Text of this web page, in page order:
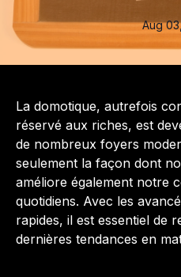
Aug
La domotique, autrefois
réservé aux riches, est
de nombreux foyers
seulement la façon dont
améliore également notre
quotidiens. Avec les
rapides, il est essentiel de
dernières tendances en